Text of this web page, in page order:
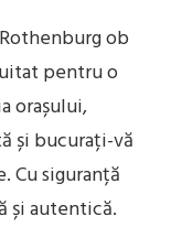
ob
pentru o
orașului,
și bucurați-vă
Cu siguranță
și autentică.